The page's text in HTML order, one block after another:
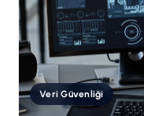
Veri Güvenliği